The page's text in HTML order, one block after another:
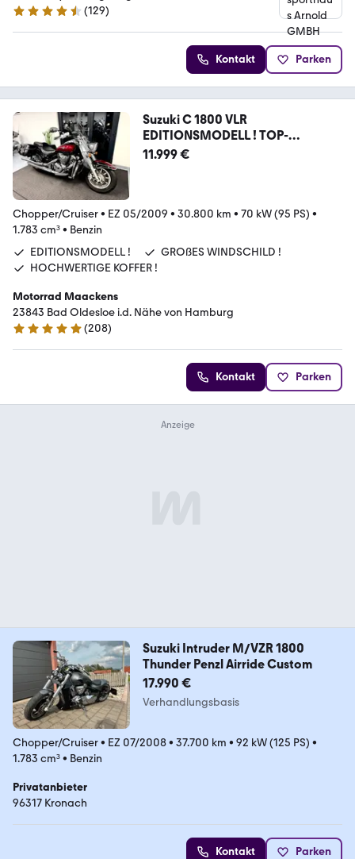
4.7 Sterne
(129)
Kontakt Parken
Suzuki C 1800 VLR
EDITIONSMODELL ! TOP-
AUSSTATTUNG !
11.999 €
Chopper/Cruiser• EZ 05/2009 • 30.800 km • 70 kW (95 PS) •
1.783 cm³• Benzin
EDITIONSMODELL !
GROßES WINDSCHILD !
HOCHWERTIGE KOFFER !
Motorrad Maackens
23843 Bad Oldesloe i.d. Nähe von Hamburg
5 Sterne
(208)
Kontakt Parken
Suzuki Intruder M/VZR 1800
Thunder Penzl Airride Custom
17.990 €
Verhandlungsbasis
Chopper/Cruiser• EZ 07/2008• 37.700 km • 92 kW (125 PS) •
1.783 cm³• Benzin
Privatanbieter
96317 Kronach
Kontakt Parken